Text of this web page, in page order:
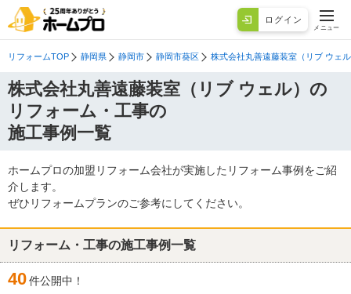
ログイン
メニュー
リフォームTOP 静岡県 静岡市 静岡市葵区 株式会社丸善遠藤装室（リブ ウェ
株式会社丸善遠藤装室（リブ ウェル）の
リフォーム・工事の
施工事例一覧
ホームプロの加盟リフォーム会社が実施したリフォーム事例をご紹
介します。
ぜひリフォームプランのご参考にしてください。
リフォーム・工事の施工事例一覧
40件公開中！